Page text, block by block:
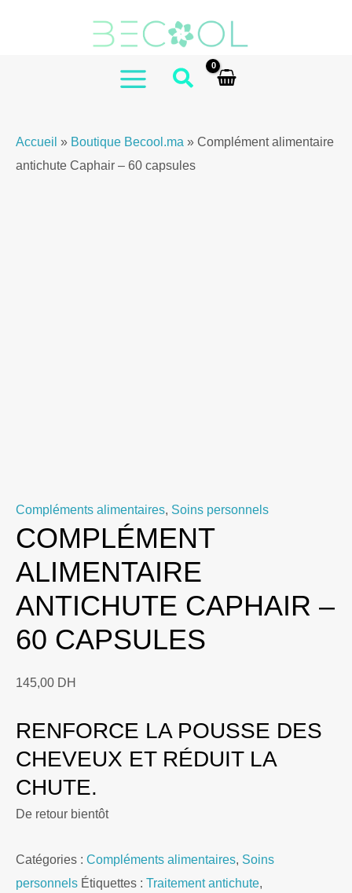
MAIN
Accueil » Boutique Becool.ma » Complément alimentaire
antichute Caphair – 60 capsules
Compléments alimentaires, Soins personnels
COMPLÉMENT
ALIMENTAIRE
ANTICHUTE CAPHAIR –
60 CAPSULES
145,00 DH
RENFORCE LA POUSSE DES
CHEVEUX ET RÉDUIT LA
CHUTE.
De retour bientôt
Catégories : Compléments alimentaires, Soins
personnels Étiquettes : Traitement antichute,